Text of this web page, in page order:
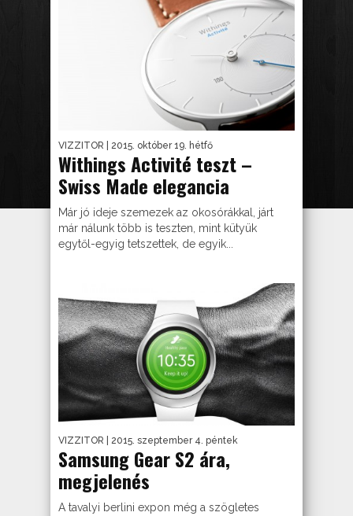
VIZZITOR | 2015. október 19. hétfő
Withings Activité teszt –
Swiss Made elegancia
Már jó ideje szemezek az okosórákkal, járt
már nálunk több is teszten, mint kütyük
egytől-egyig tetszettek, de egyik...
VIZZITOR | 2015. szeptember 4. péntek
Samsung Gear S2 ára,
megjelenés
A tavalyi berlini expon még a szögletes